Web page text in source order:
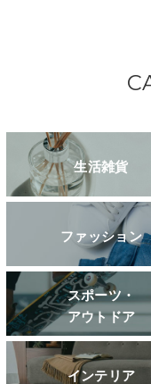
生活雑貨
ファッション
スポーツ・
アウトドア
インテリア